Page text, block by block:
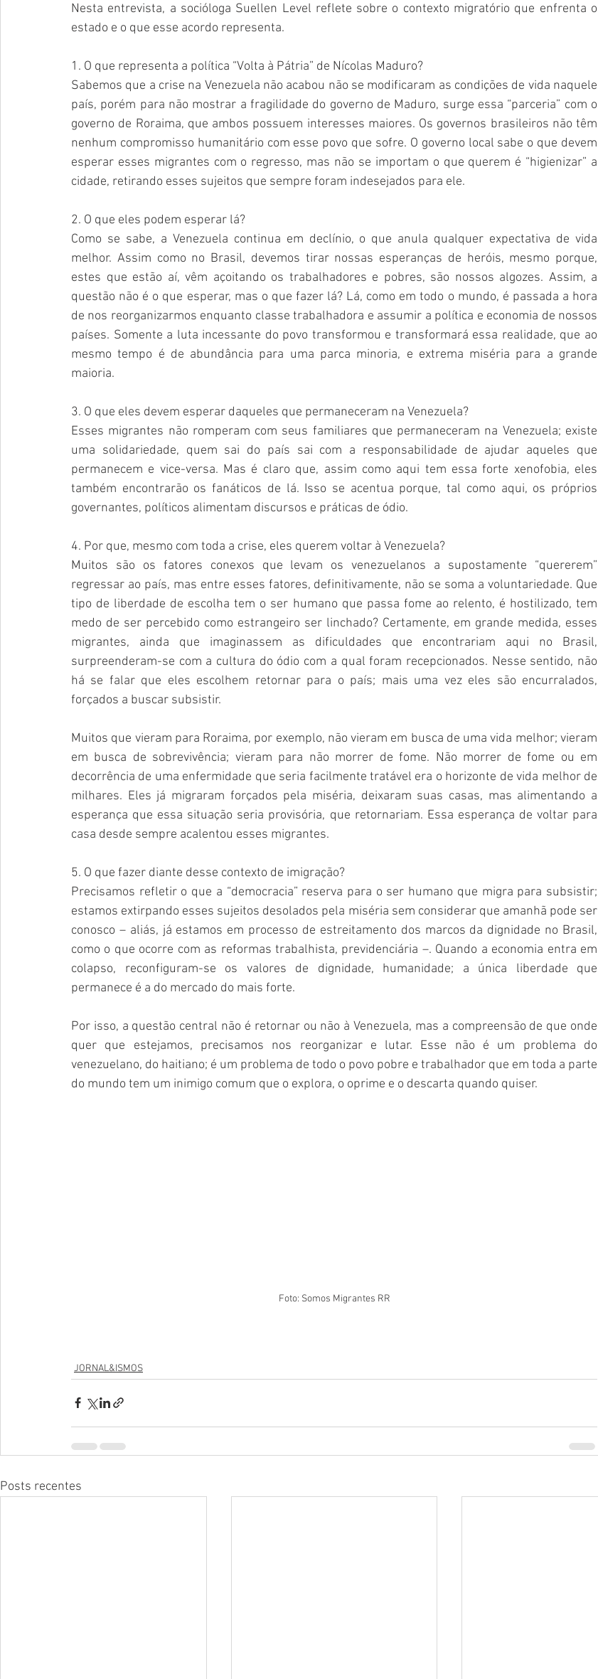
Nesta entrevista, a socióloga Suellen Level reflete sobre o contexto migratório que enfrenta o
estado e o que esse acordo representa.
1. O que representa a política “Volta à Pátria” de Nícolas Maduro?
Sabemos que a crise na Venezuela não acabou não se modificaram as condições de vida naquele
país, porém para não mostrar a fragilidade do governo de Maduro, surge essa “parceria” com o
governo de Roraima, que ambos possuem interesses maiores. Os governos brasileiros não têm
nenhum compromisso humanitário com esse povo que sofre. O governo local sabe o que devem
esperar esses migrantes com o regresso, mas não se importam o que querem é “higienizar” a
cidade, retirando esses sujeitos que sempre foram indesejados para ele.
2. O que eles podem esperar lá?
Como se sabe, a Venezuela continua em declínio, o que anula qualquer expectativa de vida
melhor. Assim como no Brasil, devemos tirar nossas esperanças de heróis, mesmo porque,
estes que estão aí, vêm açoitando os trabalhadores e pobres, são nossos algozes. Assim, a
questão não é o que esperar, mas o que fazer lá? Lá, como em todo o mundo, é passada a hora
de nos reorganizarmos enquanto classe trabalhadora e assumir a política e economia de nossos
países. Somente a luta incessante do povo transformou e transformará essa realidade, que ao
mesmo tempo é de abundância para uma parca minoria, e extrema miséria para a grande
maioria.
3. O que eles devem esperar daqueles que permaneceram na Venezuela?
Esses migrantes não romperam com seus familiares que permaneceram na Venezuela; existe
uma solidariedade, quem sai do país sai com a responsabilidade de ajudar aqueles que
permanecem e vice-versa. Mas é claro que, assim como aqui tem essa forte xenofobia, eles
também encontrarão os fanáticos de lá. Isso se acentua porque, tal como aqui, os próprios
governantes, políticos alimentam discursos e práticas de ódio.
4. Por que, mesmo com toda a crise, eles querem voltar à Venezuela?
Muitos são os fatores conexos que levam os venezuelanos a supostamente “quererem”
regressar ao país, mas entre esses fatores, definitivamente, não se soma a voluntariedade. Que
tipo de liberdade de escolha tem o ser humano que passa fome ao relento, é hostilizado, tem
medo de ser percebido como estrangeiro ser linchado? Certamente, em grande medida, esses
migrantes, ainda que imaginassem as dificuldades que encontrariam aqui no Brasil,
surpreenderam-se com a cultura do ódio com a qual foram recepcionados. Nesse sentido, não
há se falar que eles escolhem retornar para o país; mais uma vez eles são encurralados,
forçados a buscar subsistir.
Muitos que vieram para Roraima, por exemplo, não vieram em busca de uma vida melhor; vieram
em busca de sobrevivência; vieram para não morrer de fome. Não morrer de fome ou em
decorrência de uma enfermidade que seria facilmente tratável era o horizonte de vida melhor de
milhares. Eles já migraram forçados pela miséria, deixaram suas casas, mas alimentando a
esperança que essa situação seria provisória, que retornariam. Essa esperança de voltar para
casa desde sempre acalentou esses migrantes.
5. O que fazer diante desse contexto de imigração?
Precisamos refletir o que a “democracia” reserva para o ser humano que migra para subsistir;
estamos extirpando esses sujeitos desolados pela miséria sem considerar que amanhã pode ser
conosco – aliás, já estamos em processo de estreitamento dos marcos da dignidade no Brasil,
como o que ocorre com as reformas trabalhista, previdenciária –. Quando a economia entra em
colapso, reconfiguram-se os valores de dignidade, humanidade; a única liberdade que
permanece é a do mercado do mais forte.
Por isso, a questão central não é retornar ou não à Venezuela, mas a compreensão de que onde
quer que estejamos, precisamos nos reorganizar e lutar. Esse não é um problema do
venezuelano, do haitiano; é um problema de todo o povo pobre e trabalhador que em toda a parte
do mundo tem um inimigo comum que o explora, o oprime e o descarta quando quiser.
Foto: Somos Migrantes RR
JORNAL&ISMOS
Posts recentes